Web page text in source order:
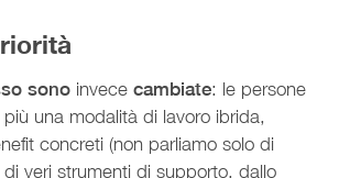
sono invece cambiate: le persone
una modalità di lavoro ibrida,
concreti (non parliamo solo di
veri strumenti di supporto, dallo